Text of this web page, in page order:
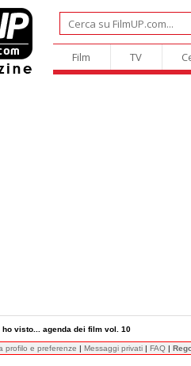
Film TV
ho visto... agenda dei film vol. 10
profilo e preferenze | Messaggi privati | FAQ |